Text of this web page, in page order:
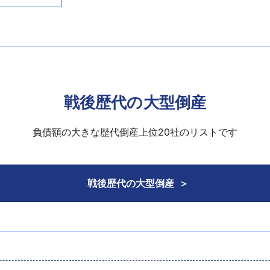
に行き詰まり、今回の措置となった。
ンシング技術等を応用して開発した「ＸａｖｉＸ（ザビ
ＸａｖｉＸの半導体チップとユニークなインターフェー
な体感型機器として期待され、専用アプリケーションも相
競争が激化し、販売が苦戦。2010年8月期の売上高は約10
退職などを募り凌いでいたが、「新型コロナウイルス」感
戦後歴代の大型倒産
負債額の大きな歴代倒産上位20社のリストです
戦後歴代の大型倒産